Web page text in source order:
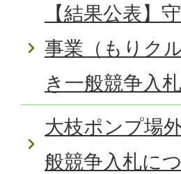
【結果公表】
事業（もりク
き一般競争入
大枝ポンプ場
般競争入札に